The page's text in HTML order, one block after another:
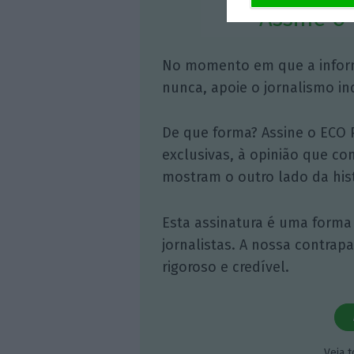
Assine o
No momento em que a
nunca, apoie o jornalismo
De que forma? Assine o
exclusivas, à opinião que
mostram o outro lado da
Esta assinatura é uma
jornalistas. A nossa
rigoroso e credível.